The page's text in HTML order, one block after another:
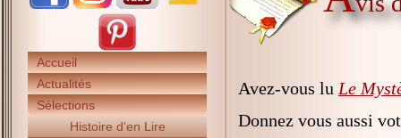
Accueil
Actualités
Sélections
Histoire d'en Lire
Avez-vous lu Le
Donnez vous aussi